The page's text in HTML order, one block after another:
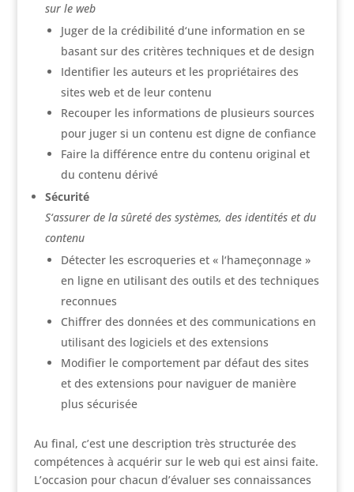
sur le web
Juger de la crédibilité d‘une information en se
basant sur des critères techniques et de design
Identifier les auteurs et les propriétaires des
sites web et de leur contenu
Recouper les informations de plusieurs sources
pour juger si un contenu est digne de confiance
Faire la différence entre du contenu original et
du contenu dérivé
Sécurité
S‘assurer de la sûreté des systèmes, des identités et du
contenu
Détecter les escroqueries et « l‘hameçonnage »
en ligne en utilisant des outils et des techniques
reconnues
Chiffrer des données et des communications en
utilisant des logiciels et des extensions
Modifier le comportement par défaut des sites
et des extensions pour naviguer de manière
plus sécurisée
Au final, c’est une description très structurée des
compétences à acquérir sur le web qui est ainsi faite.
L’occasion pour chacun d’évaluer ses connaissances